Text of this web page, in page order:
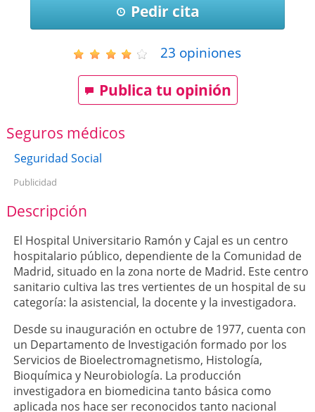
Pedir cita
23 opiniones
Publica tu opinión
Seguros médicos
Seguridad Social
Publicidad
Descripción
El Hospital Universitario Ramón y Cajal es un centro
hospitalario público, dependiente de la Comunidad de
Madrid, situado en la zona norte de Madrid. Este centro
sanitario cultiva las tres vertientes de un hospital de su
categoría: la asistencial, la docente y la investigadora.
Desde su inauguración en octubre de 1977, cuenta con
un Departamento de Investigación formado por los
Servicios de Bioelectromagnetismo, Histología,
Bioquímica y Neurobiología. La producción
investigadora en biomedicina tanto básica como
aplicada nos hace ser reconocidos tanto nacional